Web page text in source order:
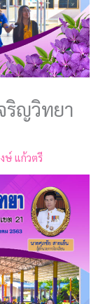
ริญวิทยา
ษ์ แก้วตรี